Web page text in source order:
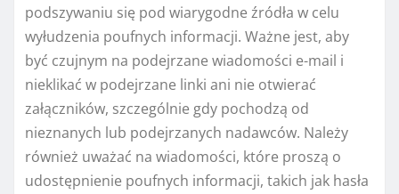
podszywaniu się pod wiarygodne źródła w celu
wyłudzenia poufnych informacji. Ważne jest, aby
być czujnym na podejrzane wiadomości e-mail i
nieklikać w podejrzane linki ani nie otwierać
załączników, szczególnie gdy pochodzą od
nieznanych lub podejrzanych nadawców. Należy
również uważać na wiadomości, które proszą o
udostępnienie poufnych informacji, takich jak hasła